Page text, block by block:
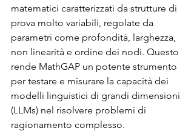
matematici caratterizzati da strutture di
prova molto variabili, regolate da
parametri come profondità, larghezza,
non linearità e ordine dei nodi. Questo
rende MathGAP un potente strumento
per testare e misurare la capacità dei
modelli linguistici di grandi dimensioni
(LLMs) nel risolvere problemi di
ragionamento complesso.